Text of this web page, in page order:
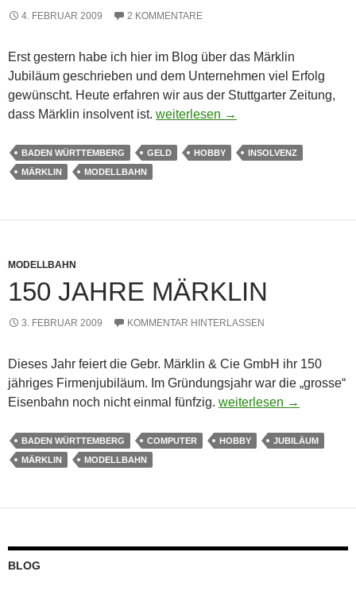
4. FEBRUAR 2009 2 KOMMENTARE
Erst gestern habe ich hier im Blog über das Märklin
Jubiläum geschrieben und dem Unternehmen viel Erfolg
gewünscht. Heute erfahren wir aus der Stuttgarter Zeitung,
dass Märklin insolvent ist. Märklin insolvent – Unternehmer
weiterlesen →
BADEN WÜRTTEMBERG GELD HOBBY
INSOLVENZ
MÄRKLIN
MODELLBAHN
MODELLBAHN
150 JAHRE MÄRKLIN
3. FEBRUAR 2009 KOMMENTAR HINTERLASSEN
Dieses Jahr feiert die Gebr. Märklin & Cie GmbH ihr 150
jähriges Firmenjubiläum. Im Gründungsjahr war die „grosse“
Eisenbahn noch nicht einmal fünfzig. 150 Jahre Märklin
weiterlesen →
BADEN WÜRTTEMBERG COMPUTER HOBBY
JUBILÄUM
MÄRKLIN
MODELLBAHN
BLOG